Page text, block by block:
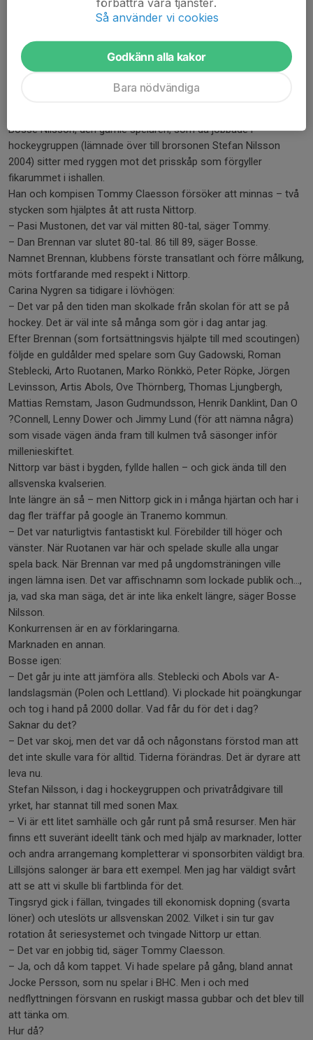
Det var när Dick Berggren lockades ner från Skellefteå, eller
Dick kombinerade jobbet som fritidsintendent i Tranemo
kommun med det som tränare för Nittorps IK.
– Det var väl första gången träningsdosen ökade på allvar. Vi
Bosse Nilsson, den gamle spelaren, som då jobbade i
hockeygruppen (lämnade över till brorsonen Stefan Nilsson
2004) sitter med ryggen mot det prisskåp som förgyller
fikarummet i ishallen.
Han och kompisen Tommy Claesson försöker att minnas – två
stycken som hjälptes åt att rusta Nittorp.
– Pasi Mustonen, det var väl mitten 80-tal, säger Tommy.
– Dan Brennan var slutet 80-tal. 86 till 89, säger Bosse.
Namnet Brennan, klubbens förste transatlant och förre målkung,
möts fortfarande med respekt i Nittorp.
Carina Nygren sa tidigare i lövhögen:
– Det var på den tiden man skolkade från skolan för att se på
hockey. Det är väl inte så många som gör i dag antar jag.
Efter Brennan (som fortsättningsvis hjälpte till med scoutingen)
följde en guldålder med spelare som Guy Gadowski, Roman
Steblecki, Arto Ruotanen, Marko Rönkkö, Peter Röpke, Jörgen
Levinsson, Artis Abols, Ove Thörnberg, Thomas Ljungbergh,
Mattias Remstam, Jason Gudmundsson, Henrik Danklint, Dan O
?Connell, Lenny Dower och Jimmy Lund (för att nämna några)
som visade vägen ända fram till kulmen två säsonger inför
millenieskiftet.
Nittorp var bäst i bygden, fyllde hallen – och gick ända till den
allsvenska kvalserien.
Inte längre än så – men Nittorp gick in i många hjärtan och har i
dag fler träffar på google än Tranemo kommun.
– Det var naturligtvis fantastiskt kul. Förebilder till höger och
vänster. När Ruotanen var här och spelade skulle alla ungar
spela back. När Brennan var med på ungdomsträningen ville
ingen lämna isen. Det var affischnamn som lockade publik och...,
ja, vad ska man säga, det är inte lika enkelt längre, säger Bosse
Nilsson.
Konkurrensen är en av förklaringarna.
Marknaden en annan.
Bosse igen:
– Det går ju inte att jämföra alls. Steblecki och Abols var A-
landslagsmän (Polen och Lettland). Vi plockade hit poängkungar
och tog i hand på 2000 dollar. Vad får du för det i dag?
Saknar du det?
– Det var skoj, men det var då och någonstans förstod man att
det inte skulle vara för alltid. Tiderna förändras. Det är dyrare att
leva nu.
Stefan Nilsson, i dag i hockeygruppen och privatrådgivare till
yrket, har stannat till med sonen Max.
– Vi är ett litet samhälle och går runt på små resurser. Men här
finns ett suveränt ideellt tänk och med hjälp av marknader, lotter
och andra arrangemang kompletterar vi sponsorbiten väldigt bra.
Lillsjöns salonger är bara ett exempel. Men jag har väldigt svårt
att se att vi skulle bli fartblinda för det.
Tingsryd gick i fällan, tvingades till ekonomisk dopning (svarta
löner) och uteslöts ur allsvenskan 2002. Vilket i sin tur gav
rotation åt seriesystemet och tvingade Nittorp ur ettan.
– Det var en jobbig tid, säger Tommy Claesson.
– Ja, och då kom tappet. Vi hade spelare på gång, bland annat
Jocke Persson, som nu spelar i BHC. Men i och med
nedflyttningen försvann en ruskigt massa gubbar och det blev till
att tänka om.
Hur då?
Så använder vi cookies
Godkänn alla kakor
Bara nödvändiga